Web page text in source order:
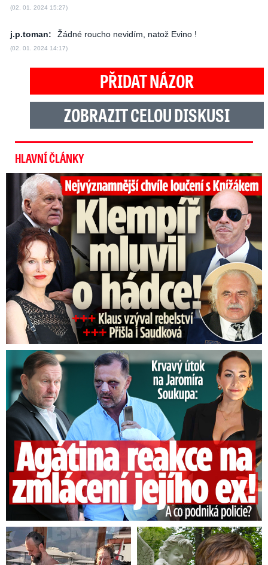
(02. 01. 2024 15:27)
j.p.toman: Žádné roucho nevidím, natož Evino !
(02. 01. 2024 14:17)
PŘIDAT NÁZOR
ZOBRAZIT CELOU DISKUSI
HLAVNÍ ČLÁNKY
Top momenty pohřbu Knížáka: Dojatý Klempíř, Pospíšil s Medou
Útok na Jaromíra Soukupa: Reakce Agáty na zmlácení jejího ex